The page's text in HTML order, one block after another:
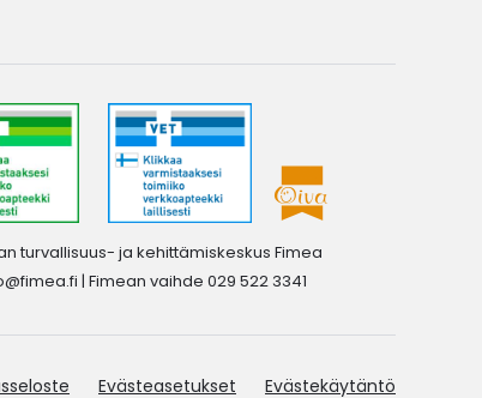
turvallisuus- ja kehittämiskeskus Fimea
| Fimean vaihde 029 522 3341
Evästeasetukset Evästekäytäntö